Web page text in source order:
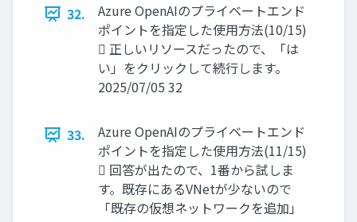
32.
Azure OpenAIのプライベートエンド
ポイントを指定した使用方法(10/15)
 正しいリソースだったので、「は
い」をクリックして続行します。
2025/07/05 32
33.
Azure OpenAIのプライベートエンド
ポイントを指定した使用方法(11/15)
 回答が出たので、1番から試しま
す。既存にあるVNetが少ないので
「既存の仮想ネットワークを追加」